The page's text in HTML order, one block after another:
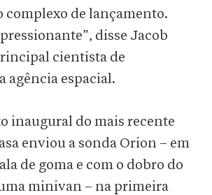
complexo de lançamento.
disse Jacob
cientista de
agência espacial.
inaugural do mais recente
enviou a sonda Orion – em
de goma e com o dobro do
minivan – na primeira